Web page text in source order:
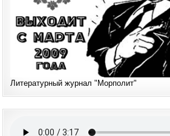
Литературный журнал "Морполит"